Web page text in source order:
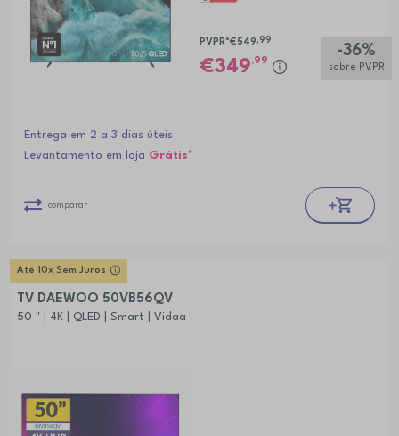
-36%
sobre PVPR
PVPR*€549 ,99
349,99
Entrega em 2 a 3 dias úteis
Levantamento em loja Grátis*
comparar
Até 10x Sem Juros
TV DAEWOO 50VB56QV
50 " | 4K | QLED | Smart | Vidaa